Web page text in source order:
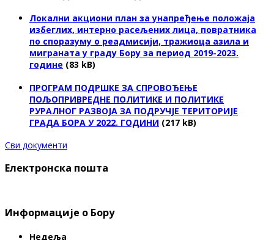
Локални акциони план за унапређење положаја
избеглих, интерно расељених лица, повратника
по споразуму о реадмисији, тражиоца азила и
миграната у граду Бору за период 2019-2023.
године (83 kB)
ПРОГРАМ ПОДРШКЕ ЗА СПРОВОЂЕЊЕ
ПОЉОПРИВРЕДНЕ ПОЛИТИКЕ И ПОЛИТИКЕ
РУРАЛНОГ РАЗВОЈА ЗА ПОДРУЧЈЕ ТЕРИТОРИЈЕ
ГРАДА БОРА У 2022. ГОДИНИ (217 kB)
Сви документи
Електронска пошта
Информације о Бору
Недеља